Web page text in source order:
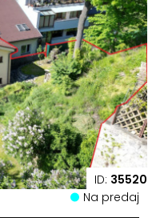
ID: 35520
Na predaj